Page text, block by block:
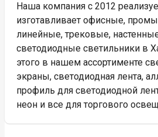
Наша компания с 2012
изготавливает офисные,
линейные, трековые,
светодиодные светильники в
этого в нашем ассортименте
экраны, светодиодная лента,
профиль для светодиодной
неон и все для торгового